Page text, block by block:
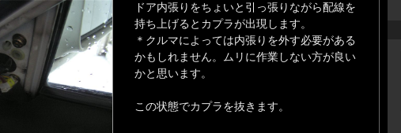
ドア内張りをちょいと引っ張りながら配線を
持ち上げるとカプラが出現します。
＊クルマによっては内張りを外す必要がある
かもしれません。ムリに作業しない方が良い
かと思います。
この状態でカプラを抜きます。